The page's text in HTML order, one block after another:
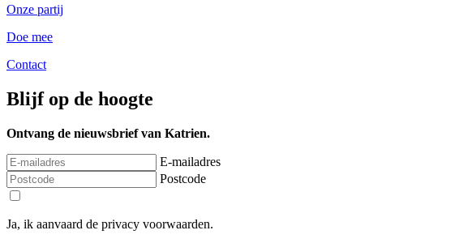
Onze partij
Doe mee
Contact
Blijf op de hoogte
Ontvang de nieuwsbrief van Katrien.
E-mailadres
Postcode
Ja, ik aanvaard de privacy voorwaarden.